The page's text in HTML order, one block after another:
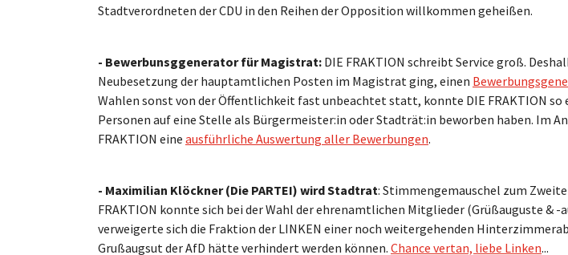
Stadtverordneten der CDU in den Reihen der Opposition willkommen geheißen.
- Bewerbunsggenerator für Magistrat: DIE FRAKTION schreibt Service groß.
Neubesetzung der hauptamtlichen Posten im Magistrat ging, einen
Wahlen sonst von der Öffentlichkeit fast unbeachtet statt, konnte DIE FRAKTION so
Personen auf eine Stelle als Bürgermeister:in oder Stadträt:in beworben haben. Im
FRAKTION eine ausführliche Auswertung aller Bewerbungen.
- Maximilian Klöckner (Die PARTEI) wird Stadtrat: Stimmengemauschel zum
FRAKTION konnte sich bei der Wahl der ehrenamtlichen Mitglieder (Grüßauguste & -
verweigerte sich die Fraktion der LINKEN einer noch weitergehenden
Grußaugsut der AfD hätte verhindert werden können. Chance vertan, liebe Linken...